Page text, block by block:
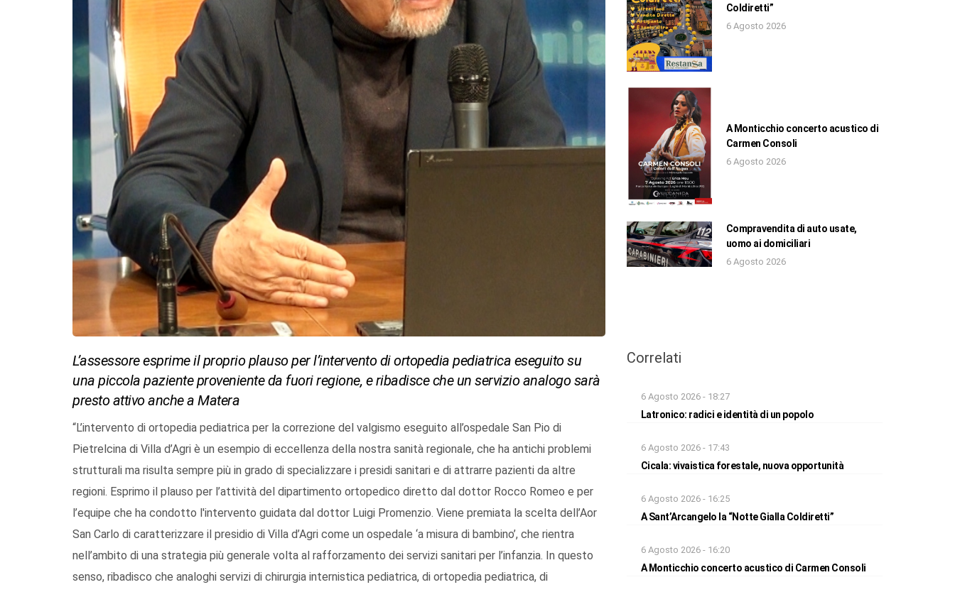
L’assessore esprime il proprio plauso per l’intervento di ortopedia pediatrica eseguito su
una piccola paziente proveniente da fuori regione, e ribadisce che un servizio analogo sarà
presto attivo anche a Matera
“L’intervento di ortopedia pediatrica per la correzione del valgismo eseguito all’ospedale San Pio di
Pietrelcina di Villa d’Agri è un esempio di eccellenza della nostra sanità regionale, che ha antichi problemi
strutturali ma risulta sempre più in grado di specializzare i presidi sanitari e di attrarre pazienti da altre
regioni. Esprimo il plauso per l’attività del dipartimento ortopedico diretto dal dottor Rocco Romeo e per
l’equipe che ha condotto l'intervento guidata dal dottor Luigi Promenzio. Viene premiata la scelta dell’Aor
San Carlo di caratterizzare il presidio di Villa d’Agri come un ospedale ‘a misura di bambino’, che rientra
nell’ambito di una strategia più generale volta al rafforzamento dei servizi sanitari per l’infanzia. In questo
senso, ribadisco che analoghi servizi di chirurgia internistica pediatrica, di ortopedia pediatrica, di
Coldiretti”
6 Agosto 2026
A Monticchio concerto acustico di
Carmen Consoli
6 Agosto 2026
Compravendita di auto usate,
uomo ai domiciliari
6 Agosto 2026
Correlati
6 Agosto 2026 - 18:27
Latronico: radici e identità di un popolo
6 Agosto 2026 - 17:43
Cicala: vivaistica forestale, nuova opportunità
6 Agosto 2026 - 16:25
A Sant’Arcangelo la “Notte Gialla Coldiretti”
6 Agosto 2026 - 16:20
A Monticchio concerto acustico di Carmen Consoli